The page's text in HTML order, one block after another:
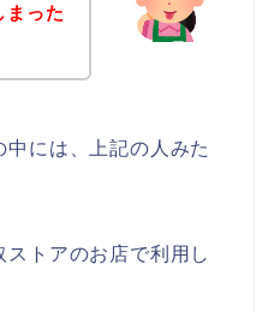
まった
には、上記の人みた
トアのお店で利用し